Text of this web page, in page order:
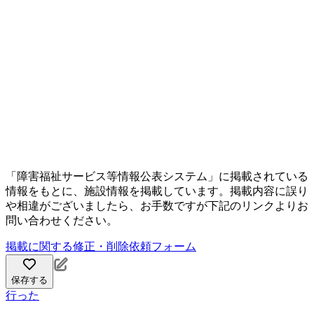
「障害福祉サービス等情報公表システム」に掲載されている
情報をもとに、施設情報を掲載しています。掲載内容に誤り
や相違がございましたら、お手数ですが下記のリンクよりお
問い合わせください。
掲載に関する修正・削除依頼フォーム
保存する
行った